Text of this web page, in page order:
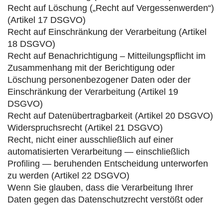
Recht auf Löschung („Recht auf Vergessenwerden“)
(Artikel 17 DSGVO)
Recht auf Einschränkung der Verarbeitung (Artikel
18 DSGVO)
Recht auf Benachrichtigung – Mitteilungspflicht im
Zusammenhang mit der Berichtigung oder
Löschung personenbezogener Daten oder der
Einschränkung der Verarbeitung (Artikel 19
DSGVO)
Recht auf Datenübertragbarkeit (Artikel 20 DSGVO)
Widerspruchsrecht (Artikel 21 DSGVO)
Recht, nicht einer ausschließlich auf einer
automatisierten Verarbeitung — einschließlich
Profiling — beruhenden Entscheidung unterworfen
zu werden (Artikel 22 DSGVO)
Wenn Sie glauben, dass die Verarbeitung Ihrer
Daten gegen das Datenschutzrecht verstößt oder